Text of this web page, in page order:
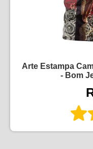
Arte Estampa
- Bom